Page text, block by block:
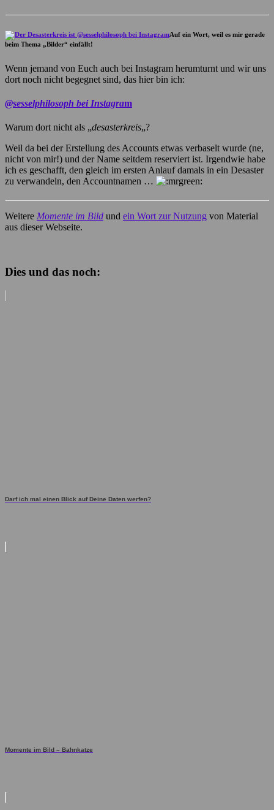
Auf ein Wort, weil es mir gerade
beim Thema „Bilder“ einfällt!
Wenn jemand von Euch auch bei Instagram herumturnt und wir uns
dort noch nicht begegnet sind, das hier bin ich:
@sesselphilosoph bei Instagram
Warum dort nicht als „desasterkreis„?
Weil da bei der Erstellung des Accounts etwas verbaselt wurde (ne,
nicht von mir!) und der Name seitdem reserviert ist. Irgendwie habe
ich es geschafft, den gleich im ersten Anlauf damals in ein Desaster
zu verwandeln, den Accountnamen …
Weitere Momente im Bild und ein Wort zur Nutzung von Material
aus dieser Webseite.
Dies und das noch:
Darf ich mal einen Blick auf Deine Daten werfen?
Momente im Bild – Bahnkatze